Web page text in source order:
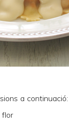
a continuació:
flor